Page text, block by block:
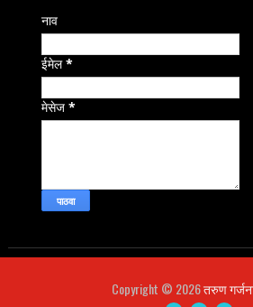
नाव
ईमेल*
मेसेज*
Copyright © 2026तरुण